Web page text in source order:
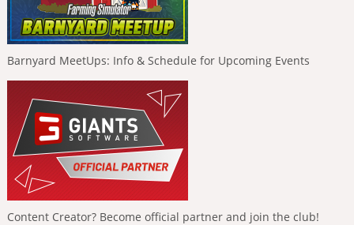
Barnyard MeetUps: Info & Schedule for Upcoming Events
Content Creator? Become official partner and join the club!